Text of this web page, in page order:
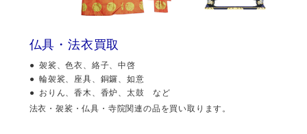
仏具・法衣買取
袈裟、色衣、絡子、中啓
輪袈裟、座具、銅鑼、如意
おりん、香木、香炉、太鼓 など
法衣・袈裟・仏具・寺院関連の品を買い取ります。